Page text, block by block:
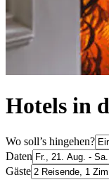
Hotels in
Wo soll’s hingehen?
Daten
Gäste